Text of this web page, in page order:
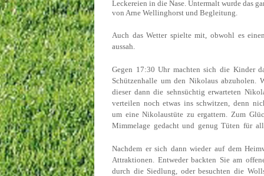
Leckereien in die Nase. Untermalt wurde das
von Arne Wellinghorst und Begleitung.
Auch das Wetter spielte mit, obwohl es
aussah.
Gegen 17:30 Uhr machten sich die Kinder
Schützenhalle um den Nikolaus abzuholen.
dieser dann die sehnsüchtig erwarteten
verteilen noch etwas ins schwitzen, denn
um eine Nikolaustüte zu ergattern. Zum
Mimmelage gedacht und genug Tüten für
Nachdem er sich dann wieder auf dem
Attraktionen. Entweder backten Sie am
durch die Siedlung, oder besuchten die